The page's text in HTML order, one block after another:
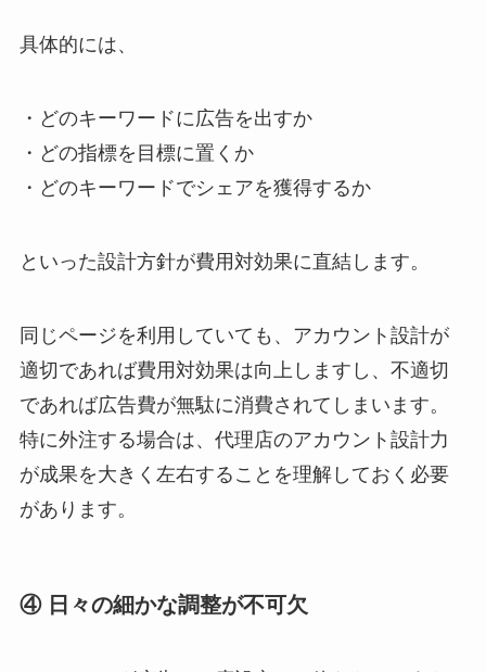
具体的には、
・どのキーワードに広告を出すか
・どの指標を目標に置くか
・どのキーワードでシェアを獲得するか
といった設計方針が費用対効果に直結します。
同じページを利用していても、アカウント設計が
適切であれば費用対効果は向上しますし、不適切
であれば広告費が無駄に消費されてしまいます。
特に外注する場合は、代理店のアカウント設計力
が成果を大きく左右することを理解しておく必要
があります。
④ 日々の細かな調整が不可欠